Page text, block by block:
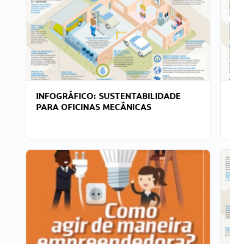
INFOGRÁFICO: SUSTENTABILIDADE
PARA OFICINAS MECÂNICAS